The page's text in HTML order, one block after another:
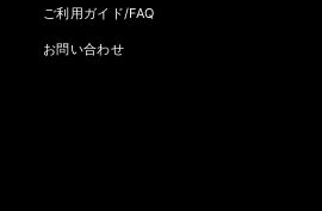
ご利用ガイド/FAQ
お問い合わせ